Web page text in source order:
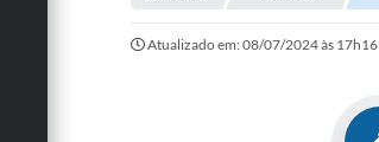
Atualizado em: 08/07/2024 às 17h16